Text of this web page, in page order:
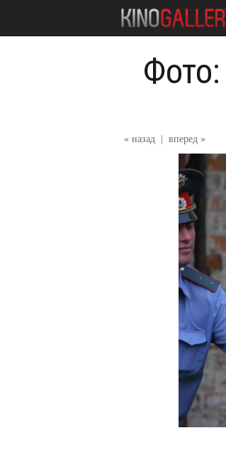
« назад вперед »